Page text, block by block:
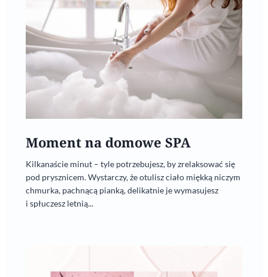
Moment na domowe SPA
Kilkanaście minut – tyle potrzebujesz, by zrelaksować się
pod prysznicem. Wystarczy, że otulisz ciało miękką niczym
chmurka, pachnącą pianką, delikatnie je wymasujesz
i spłuczesz letnią...